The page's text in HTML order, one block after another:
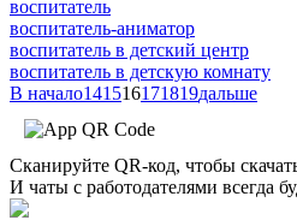
воспитатель
воспитатель-аниматор
воспитатель в детский центр
воспитатель в детскую комнату
В начало141516171819дальше
Сканируйте QR-код, чтобы
И чаты с работодателями всегда